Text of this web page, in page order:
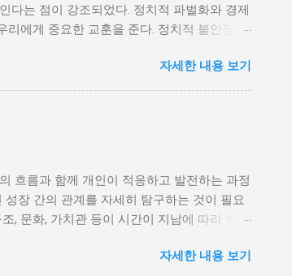
다는 점이 강조되었다. 정치적 파벌화와 경제
리에게 중요한 교훈을 준다. 정치적 불안정성
심화되고, 이로 인해 내전의 위험이 증가한
제 전복을 위해 무장 세력에 참여하거나 반정
은 국가에서는 종종 내전이 발발했던 예가
제를 안정시키고, 시민들의 목소리가 공정
같은 경제적 상황은 종종 특정 집단의 정치
다. 성장은 불균형하게 이루어지고, 실업률은
은 극단적 선택을 고려하게 된다. 경제적
게 낮출 수 있다. 군사적 갈등과 내전의 불씨
자세한 내용 보기
흐름과 함께 개인이 적응하고 발전하는 과정
장 간의 관계를 자세히 탐구하는 것이 필요
, 문화, 가치관 등이 시간이 지남에 따라 변화
어진다. 예를 들어, 산업 혁명은 사람들이 일
자세한 내용 보기